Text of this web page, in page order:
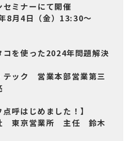
ミナーにて開催
8月4日（金）13:30～
を使った2024年問題解決
テック 営業本部営業第三
呼はじめました！】
東京営業所 主任 鈴木